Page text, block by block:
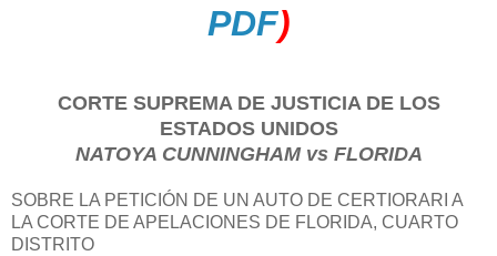
PDF)
CORTE SUPREMA DE JUSTICIA DE LOS
ESTADOS UNIDOS
NATOYA CUNNINGHAM vs FLORIDA
SOBRE LA PETICIÓN DE UN AUTO DE CERTIORARI A
LA CORTE DE APELACIONES DE FLORIDA, CUARTO
DISTRITO